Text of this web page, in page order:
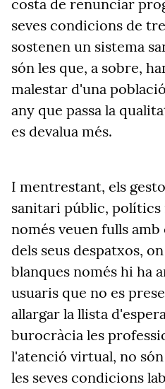
costa de renunciar
seves condicions de
sostenen un sistema
són les que, a sobre,
malestar d'una
any que passa la
es devalua més.
I mentrestant, els
sanitari públic,
només veuen fulls
dels seus despatxos,
blanques només hi ha
usuaris que no es
allargar la llista
burocràcia les
l'atenció virtual, no
les seves condicions